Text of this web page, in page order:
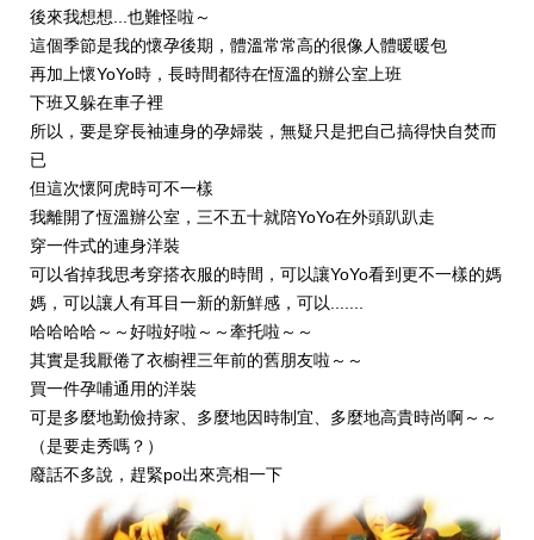
後來我想想...也難怪啦～
這個季節是我的懷孕後期，體溫常常高的很像人體暖暖包
再加上懷YoYo時，長時間都待在恆溫的辦公室上班
下班又躲在車子裡
所以，要是穿長袖連身的孕婦裝，無疑只是把自己搞得快自焚而
已
但這次懷阿虎時可不一樣
我離開了恆溫辦公室，三不五十就陪YoYo在外頭趴趴走
穿一件式的連身洋裝
可以省掉我思考穿搭衣服的時間，可以讓YoYo看到更不一樣的媽
媽，可以讓人有耳目一新的新鮮感，可以.......
哈哈哈哈～～好啦好啦～～牽托啦～～
其實是我厭倦了衣櫥裡三年前的舊朋友啦～～
買一件孕哺通用的洋裝
可是多麼地勤儉持家、多麼地因時制宜、多麼地高貴時尚啊～～
（是要走秀嗎？）
廢話不多說，趕緊po出來亮相一下